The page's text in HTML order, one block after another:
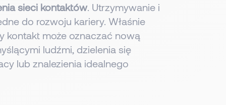
sieci kontaktów. Utrzymywanie i
do rozwoju kariery. Właśnie
kontakt może oznaczać nową
ludźmi, dzielenia się
lub znalezienia idealnego